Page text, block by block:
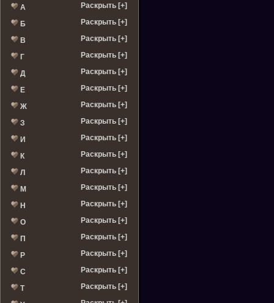
А Раскрыть [+]
Б Раскрыть [+]
В Раскрыть [+]
Г Раскрыть [+]
Д Раскрыть [+]
Е Раскрыть [+]
Ж Раскрыть [+]
З Раскрыть [+]
И Раскрыть [+]
К Раскрыть [+]
Л Раскрыть [+]
М Раскрыть [+]
Н Раскрыть [+]
О Раскрыть [+]
П Раскрыть [+]
Р Раскрыть [+]
С Раскрыть [+]
Т Раскрыть [+]